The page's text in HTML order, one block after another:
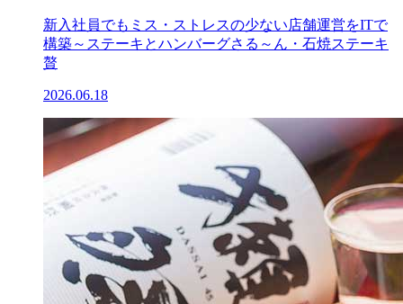
新入社員でもミス・ストレスの少ない店舗運営をITで
構築～ステーキとハンバーグさる～ん・石焼ステーキ
贅
2026.06.18